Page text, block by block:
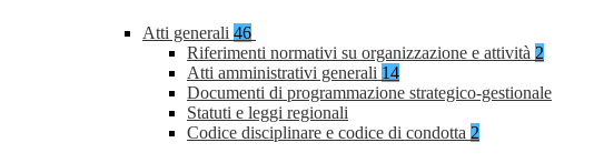
Atti generali 46
Riferimenti normativi su organizzazione e attività 2
Atti amministrativi generali 14
Documenti di programmazione strategico-gestionale
Statuti e leggi regionali
Codice disciplinare e codice di condotta 2